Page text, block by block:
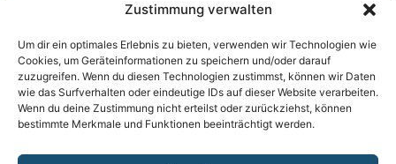
Zustimmung verwalten
Um dir ein optimales Erlebnis zu bieten, verwenden wir Technologien wie
Cookies, um Geräteinformationen zu speichern und/oder darauf
zuzugreifen. Wenn du diesen Technologien zustimmst, können wir Daten
wie das Surfverhalten oder eindeutige IDs auf dieser Website verarbeiten.
Wenn du deine Zustimmung nicht erteilst oder zurückziehst, können
bestimmte Merkmale und Funktionen beeinträchtigt werden.
Freitag: 8:00 – 15:00 Uhr
Impressum|Datenschutz|AGB|Widerrufsbelehrung